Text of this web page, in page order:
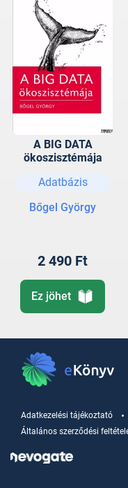
A BIG DATA
ökoszisztémája
Adatbázis
Bőgel György
2 490 Ft
Ez jöhet
Adatkezelési tájékoztató
Általános szerződési